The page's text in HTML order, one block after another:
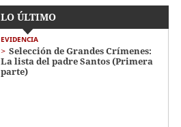
LO ÚLTIMO
EVIDENCIA
Selección de Grandes Crímenes:
La lista del padre Santos (Primera
parte)